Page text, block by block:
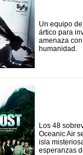
Un equipo
ártico para
amenaza
humanidad.
Los 48
Oceanic Air
isla
esperanzas